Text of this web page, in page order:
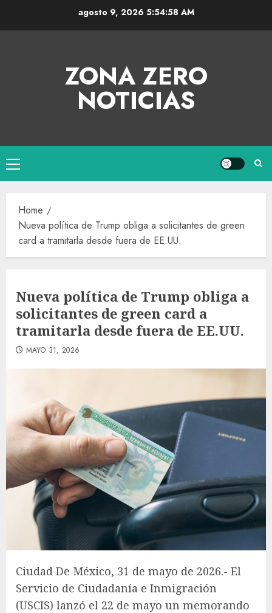
agosto 9, 2026 5:54:59 AM
ZONA ZERO
NOTICIAS
Home
Nueva política de Trump obliga a solicitantes de green
card a tramitarla desde fuera de EE.UU.
Nueva política de Trump obliga a
solicitantes de green card a
tramitarla desde fuera de EE.UU.
MAYO 31, 2026
Ciudad De México, 31 de mayo de 2026.- El
Servicio de Ciudadanía e Inmigración
(USCIS) lanzó el 22 de mayo un memorando